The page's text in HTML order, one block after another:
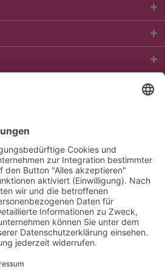
zzgl.
und ggf.
wenn nicht anders beschrieben
viba.de
bei1685
und Lieferung
Zahlungsarten
Fragen
Mein Konto
Datenschutz
Impressum
Einstellungen
Widerrufsbelehrung
widerrufen